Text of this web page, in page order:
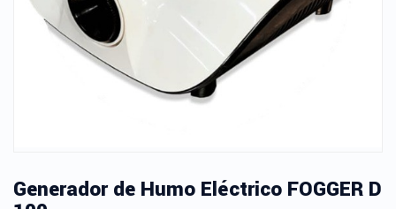
Generador de Humo Eléctrico FOGGER D